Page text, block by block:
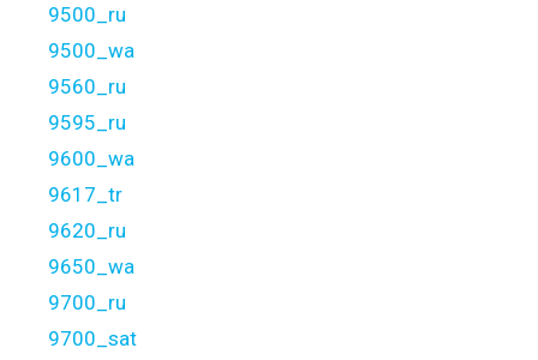
9500_ru
9500_wa
9560_ru
9595_ru
9600_wa
9617_tr
9620_ru
9650_wa
9700_ru
9700_sat